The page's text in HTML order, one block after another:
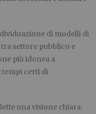
di modelli di
settore pubblico e
più idonea a
tempi certi di
una visione chiara: